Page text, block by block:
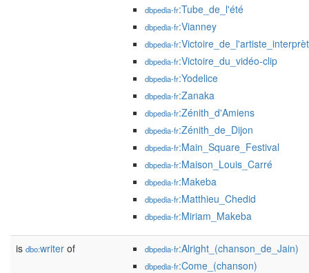
dbpedia-fr:Tube_de_l'été
dbpedia-fr:Vianney
dbpedia-fr
dbpedia-fr:Victoire_du_vidéo-clip
dbpedia-fr:Yodelice
dbpedia-fr:Zanaka
dbpedia-fr:Zénith_d'Amiens
dbpedia-fr:Zénith_de_Dijon
dbpedia-fr:Main_Square_Festival
dbpedia-fr:Maison_Louis_Carré
dbpedia-fr:Makeba
dbpedia-fr:Matthieu_Chedid
dbpedia-fr:Miriam_Makeba
is dbo:writer of dbpedia-fr:Alright_(chanson_de_Jain)
dbpedia-fr:Come_(chanson)